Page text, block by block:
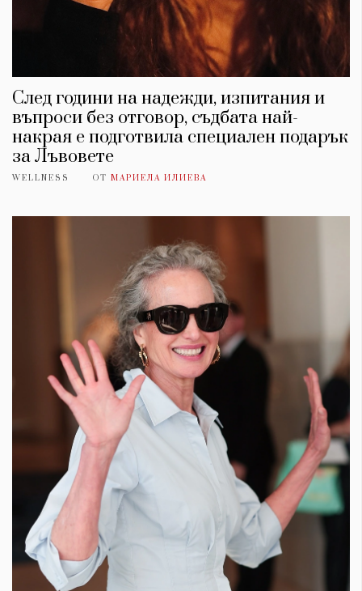
След години на надежди, изпитания и
въпроси без отговор, съдбата най-
накрая е подготвила специален подарък
за Лъвовете
WELLNESS ОТ МАРИЕЛА ИЛИЕВА